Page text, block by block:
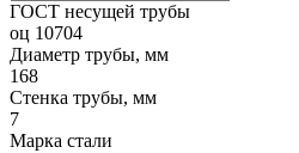
ГОСТ несущей трубы
оц 10704
Диаметр трубы, мм
168
Стенка трубы, мм
7
Марка стали